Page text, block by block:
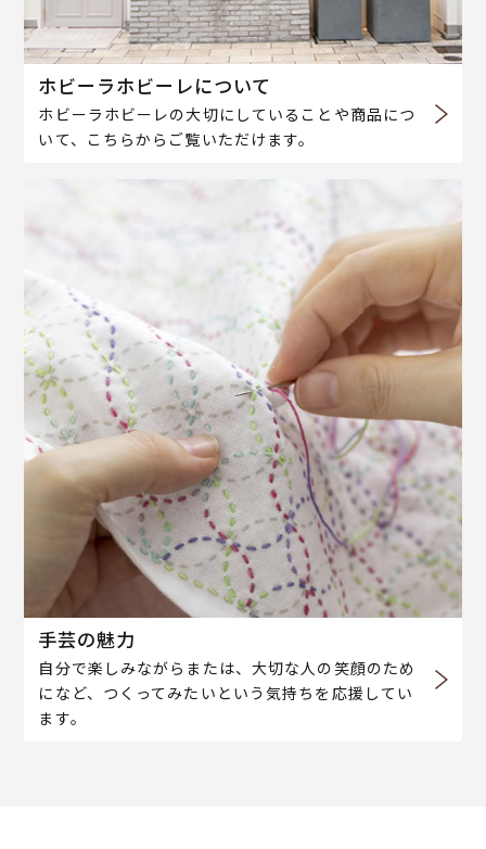
ホビーラホビーレについて
ホビーラホビーレの大切にしていることや商品につ
いて、こちらからご覧いただけます。
手芸の魅力
自分で楽しみながらまたは、大切な人の笑顔のため
になど、つくってみたいという気持ちを応援してい
ます。